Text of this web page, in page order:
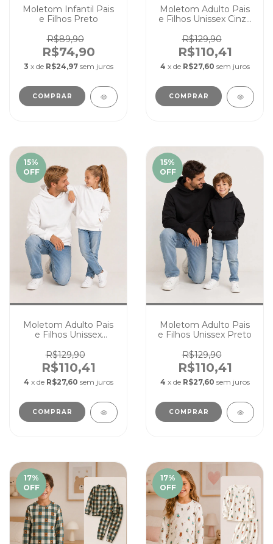
Moletom Infantil Pais
e Filhos Preto
R$89,90
R$74,90
3 x de R$24,97 sem juros
COMPRAR
Moletom Adulto Pais
e Filhos Unissex Cinza
R$129,90
R$110,41
4 x de R$27,60 sem juros
COMPRAR
15%
OFF
Moletom Adulto Pais
e Filhos Unissex
R$129,90
R$110,41
4 x de R$27,60 sem juros
COMPRAR
15%
OFF
Moletom Adulto Pais
e Filhos Unissex Preto
R$129,90
R$110,41
4 x de R$27,60 sem juros
COMPRAR
17%
OFF
17%
OFF